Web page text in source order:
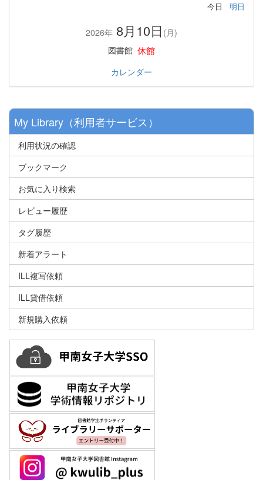
今日 明日
2026年 8月10日 (月)
図書館 休館
カレンダー
My Library（利用者サービス）
利用状況の確認
ブックマーク
お気に入り検索
レビュー履歴
タグ履歴
新着アラート
ILL複写依頼
ILL貸借依頼
新規購入依頼